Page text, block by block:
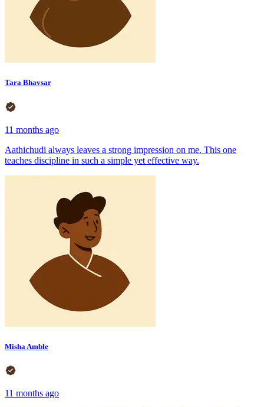
Tara Bhavsar
11 months ago
Aathichudi always leaves a strong impression on me. This one
teaches discipline in such a simple yet effective way.
Misha Amble
11 months ago